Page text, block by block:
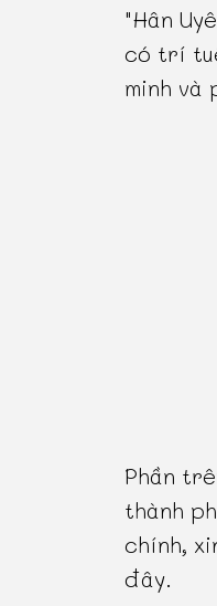
"Hân
có trí
minh và
Phần
thành
chính,
đây.